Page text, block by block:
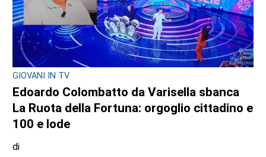
GIOVANI IN TV
Edoardo Colombatto da Varisella sbanca
La Ruota della Fortuna: orgoglio cittadino e
100 e lode
di